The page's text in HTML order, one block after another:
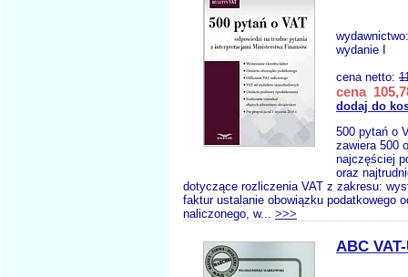
wydanie I
cena netto:
cena
dodaj do
500 pytań o
zawiera 500
najczęściej
oraz
dotyczące rozliczenia VAT z zakresu:
faktur ustalanie obowiązku podatkowego
naliczonego, w... >>>
ABC